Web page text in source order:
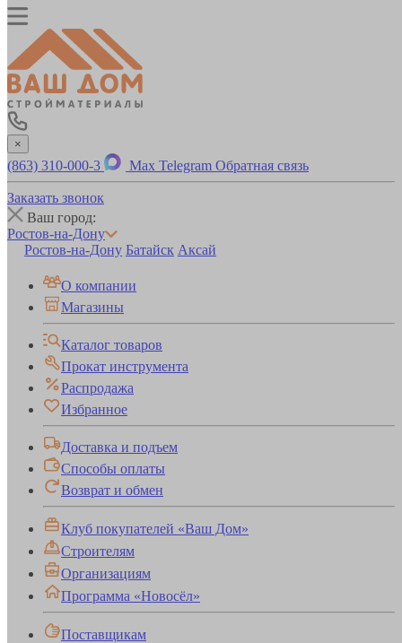
×
(863) 310-000-3 Max Telegram Обратная связь
Заказать звонок
Ваш город:
Ростов-на-Дону
Ростов-на-Дону Батайск Аксай
О компании
Магазины
Каталог товаров
Прокат инструмента
Распродажа
Избранное
Доставка и подъем
Способы оплаты
Возврат и обмен
Клуб покупателей «Ваш Дом»
Строителям
Организациям
Программа «Новосёл»
Поставщикам